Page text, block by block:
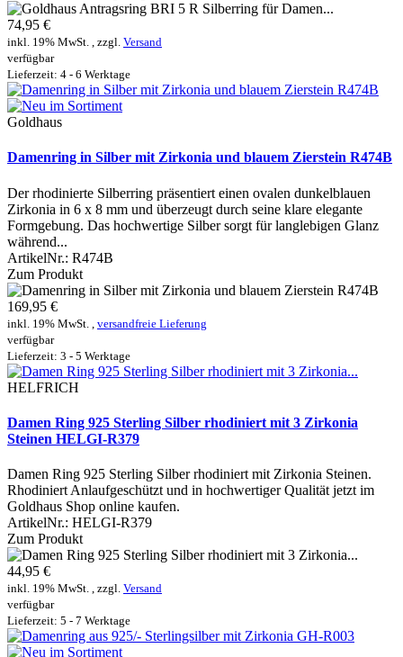
74,95 €
inkl. 19% MwSt. , zzgl. Versand
verfügbar
Lieferzeit: 4 - 6 Werktage
Goldhaus
Damenring in Silber mit Zirkonia und blauem Zierstein R474B
Der rhodinierte Silberring präsentiert einen ovalen dunkelblauen
Zirkonia in 6 x 8 mm und überzeugt durch seine klare elegante
Formgebung. Das hochwertige Silber sorgt für langlebigen Glanz
während...
ArtikelNr.: R474B
Zum Produkt
169,95 €
inkl. 19% MwSt. , versandfreie Lieferung
verfügbar
Lieferzeit: 3 - 5 Werktage
HELFRICH
Damen Ring 925 Sterling Silber rhodiniert mit 3 Zirkonia
Steinen HELGI-R379
Damen Ring 925 Sterling Silber rhodiniert mit Zirkonia Steinen.
Rhodiniert Anlaufgeschützt und in hochwertiger Qualität jetzt im
Goldhaus Shop online kaufen.
ArtikelNr.: HELGI-R379
Zum Produkt
44,95 €
inkl. 19% MwSt. , zzgl. Versand
verfügbar
Lieferzeit: 5 - 7 Werktage